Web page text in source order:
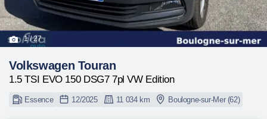
1/ 27
Volkswagen Touran
1.5 TSI EVO 150 DSG7 7pl VW Edition
Essence 12/2025 11 034 km Boulogne-sur-Mer (62)